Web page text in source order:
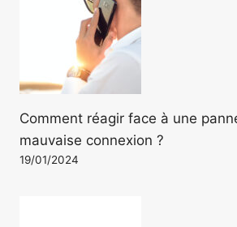
Comment réagir face à une
mauvaise connexion ?
19/01/2024